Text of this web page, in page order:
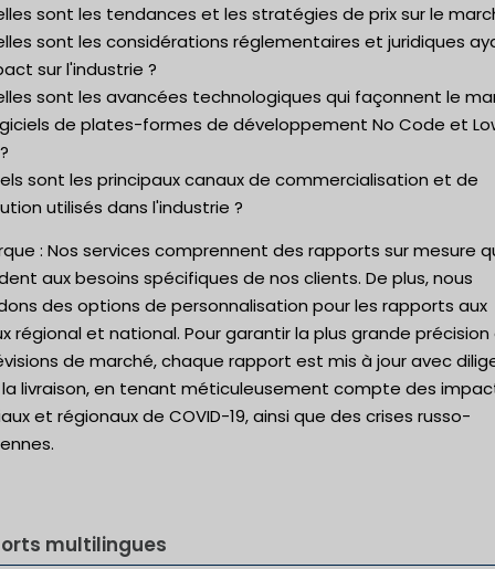
sont les tendances et les stratégies de prix sur le
sont les considérations réglementaires et juridiques
sur l'industrie ?
sont les avancées technologiques qui façonnent le
de plates-formes de développement No Code et
sont les principaux canaux de commercialisation et de
utilisés dans l'industrie ?
: Nos services comprennent des rapports sur mesure
aux besoins spécifiques de nos clients. De plus, nous
des options de personnalisation pour les rapports aux
régional et national. Pour garantir la plus grande précision
de marché, chaque rapport est mis à jour avec
livraison, en tenant méticuleusement compte des
et régionaux de COVID-19, ainsi que des crises russo-
multilingues